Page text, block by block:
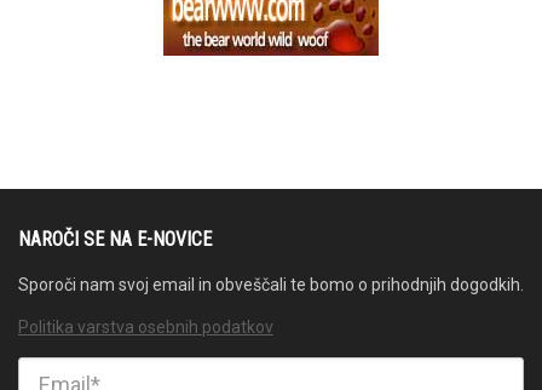
NAROČI SE NA E-NOVICE
Sporoči nam svoj email in obveščali te bomo o prihodnjih dogodkih.
Politika varstva osebnih podatkov